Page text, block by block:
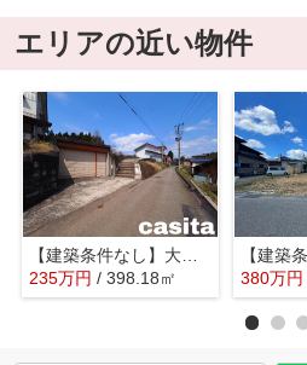
エリアの近い物件
【建築条件なし】大仙市刈和野上ノ台 見晴らしの良い高台、南東向き住宅用地120.44坪
235万円 / 398.18㎡
380万円